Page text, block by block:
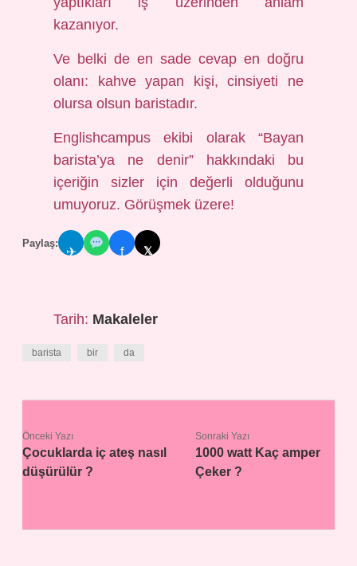
kazanıyor.
Ve belki de en sade cevap en doğru
olanı: kahve yapan kişi, cinsiyeti ne
olursa olsun baristadır.
Englishcampus ekibi olarak “Bayan
barista’ya ne denir” hakkındaki bu
içeriğin sizler için değerli olduğunu
umuyoruz. Görüşmek üzere!
Paylaş:
✈ f 𝕏
Tarih: Makaleler
barista bir da
Önceki Yazı
Çocuklarda iç ateş nasıl
düşürülür ?
Sonraki Yazı
1000 watt Kaç amper
Çeker ?